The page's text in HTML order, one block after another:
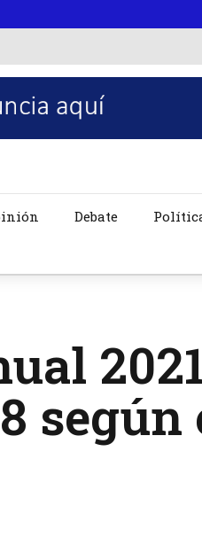
Debate